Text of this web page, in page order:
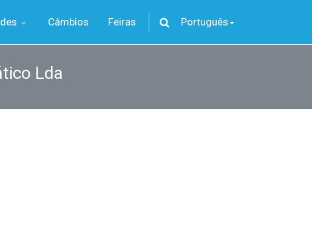
Câmbios Feiras Português
Lda